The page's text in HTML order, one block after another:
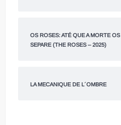
OS ROSES: ATÉ QUE A MORTE OS
SEPARE (THE ROSES – 2025)
LA MECANIQUE DE L´OMBRE